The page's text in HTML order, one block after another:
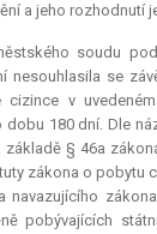
a jeho rozhodnutí
soudu
nesouhlasila se
cizince v
dobu 180 dní. Dle
základě § 46a
zákona o pobytu
navazujícího
pobývajících